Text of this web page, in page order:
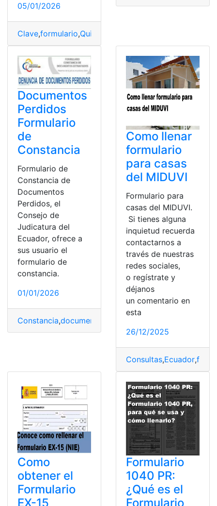
05/01/2026
Clave,formulario,Quipux
Documentos
Perdidos
Formulario
de
Constancia
Formulario de
Constancia de
Documentos
Perdidos, el
Consejo de
Judicatura del
Ecuador, ofrece a
sus usuario el
formulario de
constancia.
01/01/2026
Constancia,documentos
Como llenar
formulario
para casas
del MIDUVI
Formulario para
casas del MIDUVI.
Si tienes alguna
inquietud recuerda
contactarnos a
través de nuestras
redes sociales,
o regístrate y
déjanos
un comentario en
esta
26/12/2025
Consultas,Ecuador,
Como
obtener el
Formulario
EX-15
Formulario
1040 PR:
¿Qué es el
Formulario